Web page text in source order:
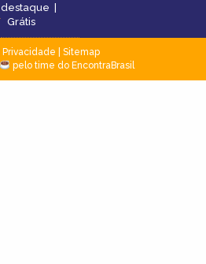
destaque |
Grátis
Privacidade
Sitemap
pelo time do EncontraBrasil